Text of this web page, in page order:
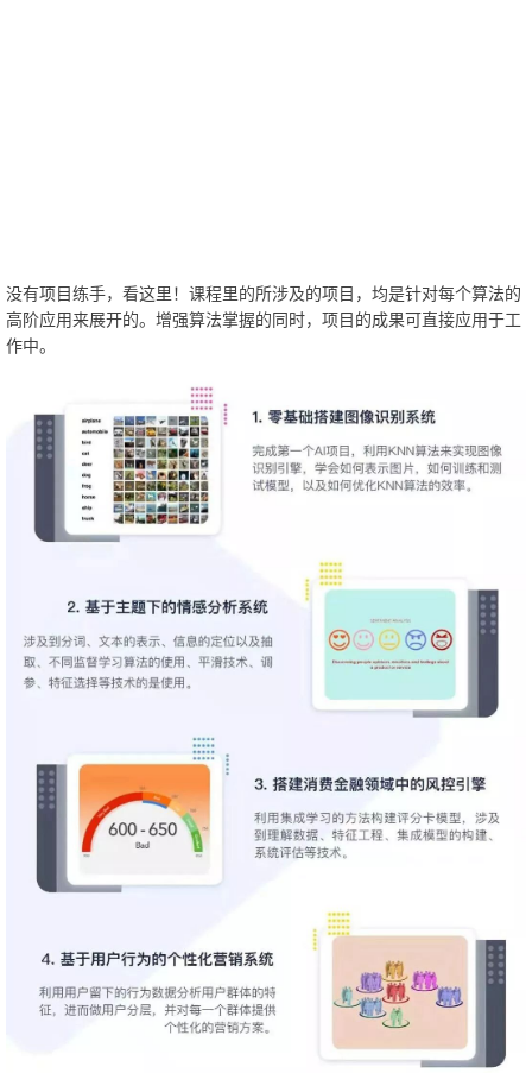
没有项目练手，看这里！课程里的所涉及的项目，均是针对每个算法的
高阶应用来展开的。增强算法掌握的同时，项目的成果可直接应用于工
作中。